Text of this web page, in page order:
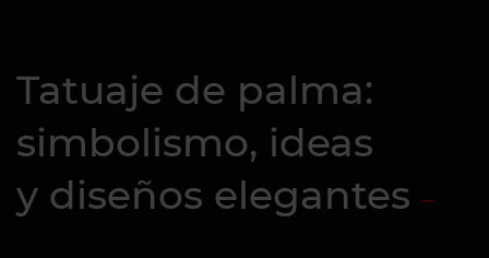
Tatuaje de palma:
simbolismo, ideas
y diseños elegantes